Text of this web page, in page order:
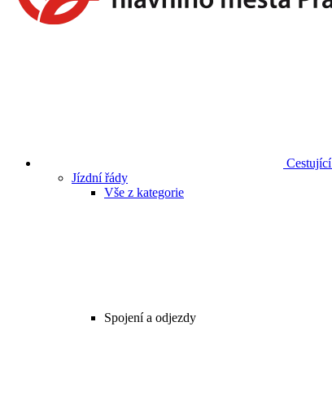
Cestující
Jízdní řády
Vše z kategorie
Spojení a odjezdy